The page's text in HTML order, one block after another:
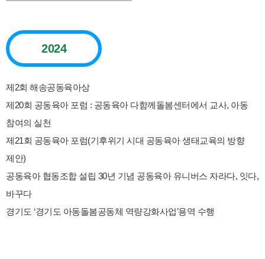
하위메뉴
2024
제2회 해송공동육아상
제20회 공동육아 포럼 : 공동육아 다함께돌봄센터에서 교사, 아동
참여의 실천
제21회 공동육아 포럼(기후위기 시대 공동육아 생태교육의 방향
제안)
공동육아 협동조합 설립 30년 기념 공동육아 유니버스 자라다, 잇다,
바꾸다
경기도 ‘경기도 아동돌봄공동체 역량강화사업’용역 수행